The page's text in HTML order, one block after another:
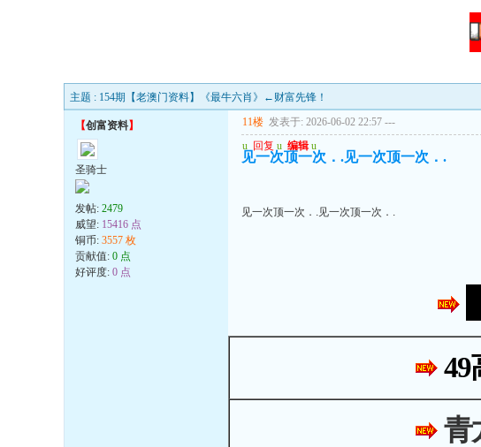
主题 : 154期【老澳门资料】《最牛六肖》←财富先锋！
【创富资料】
圣骑士
发帖: 2479
威望: 15416 点
铜币: 3557 枚
贡献值: 0 点
好评度: 0 点
11楼 发表于: 2026-06-02 22:57 ---
u 回复 u 编辑 u
见一次顶一次．.见一次顶一次．.
见一次顶一次．.见一次顶一次．.
49
青